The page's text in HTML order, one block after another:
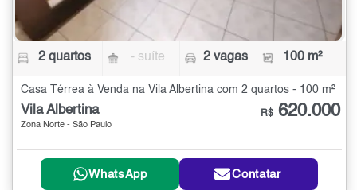
2 quartos - suíte 2 vagas 100 m²
Casa Térrea à Venda na Vila Albertina com 2 quartos - 100 m²
Vila Albertina
Zona Norte - São Paulo
R$ 620.000
WhatsApp Contatar